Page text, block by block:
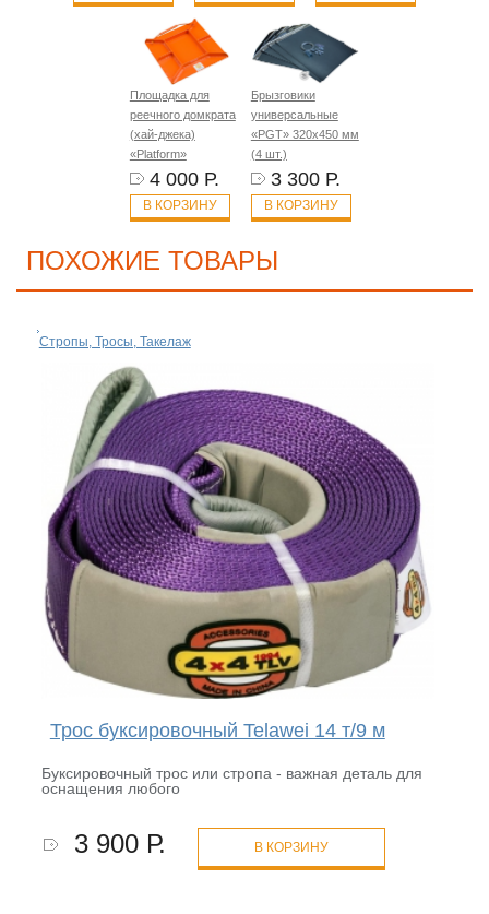
Площадка для
реечного домкрата
(хай-джека)
«Platform»
4 000 Р.
В КОРЗИНУ
Брызговики
универсальные
«PGT» 320х450 мм
(4 шт.)
3 300 Р.
В КОРЗИНУ
ПОХОЖИЕ ТОВАРЫ
Стропы, Тросы, Такелаж
Трос буксировочный Telawei 14 т/9 м
Буксировочный трос или стропа - важная деталь для
оснащения любого
3 900 Р. В КОРЗИНУ